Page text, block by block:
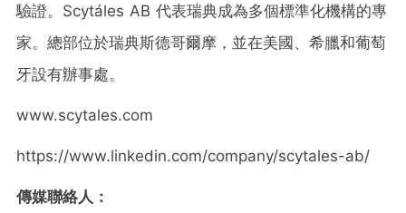
驗證。Scytáles AB 代表瑞典成為多個標準化機構的專
家。總部位於瑞典斯德哥爾摩，並在美國、希臘和葡萄
牙設有辦事處。
www.scytales.com
https://www.linkedin.com/company/scytales-ab/
傳媒聯絡人：